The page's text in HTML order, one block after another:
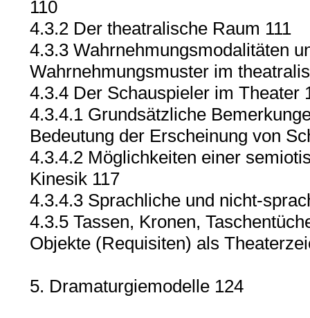
110
4.3.2 Der theatralische Raum 111
4.3.3 Wahrnehmungsmodalitäten
Wahrnehmungsmuster im
4.3.4 Der Schauspieler im Theater
4.3.4.1 Grundsätzliche
Bedeutung der Erscheinung von
4.3.4.2 Möglichkeiten einer
Kinesik 117
4.3.4.3 Sprachliche und nicht-
4.3.5 Tassen, Kronen,
Objekte (Requisiten) als
5. Dramaturgiemodelle 124